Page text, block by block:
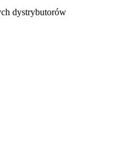
dystrybutorów